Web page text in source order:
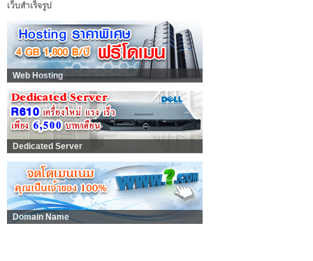
เว็บสำเร็จรูป
Web Hosting
Dedicated Server
Domain Name